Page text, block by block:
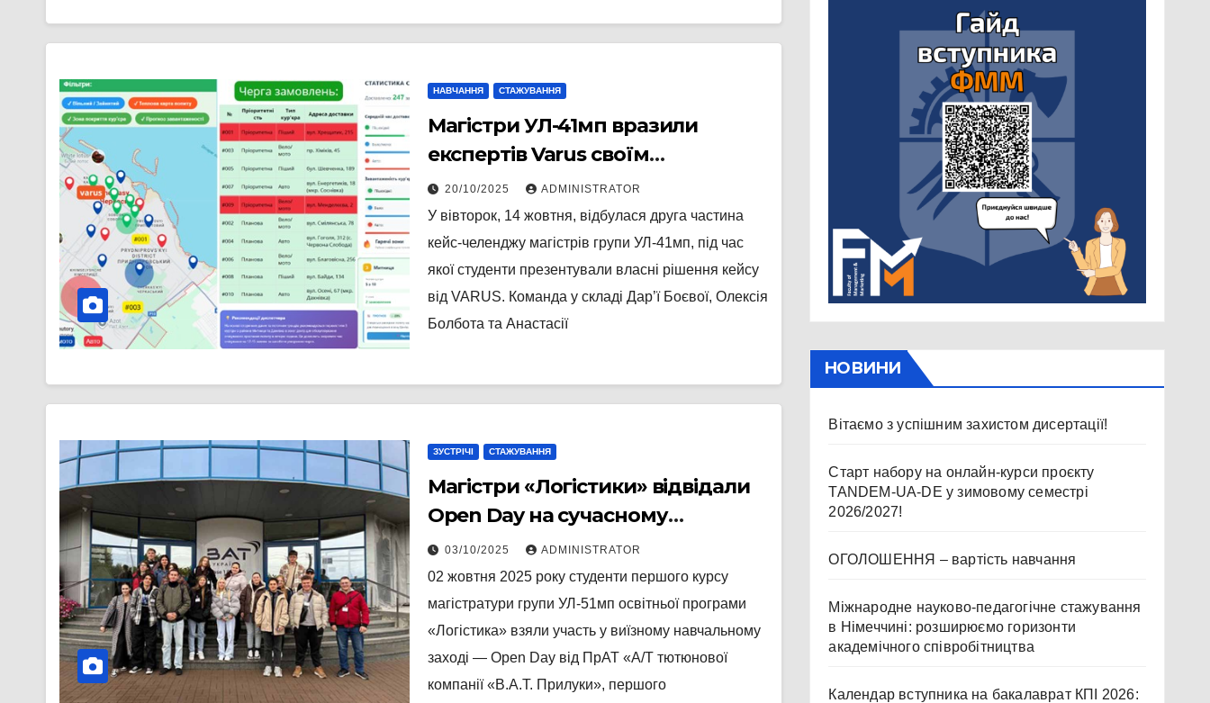
НАВЧАННЯ СТАЖУВАННЯ
Магістри УЛ-41мп вразили
експертів Varus своїм
логістичним рішенням!
20/10/2025 ADMINISTRATOR
У вівторок, 14 жовтня, відбулася друга частина
кейс-челенджу магістрів групи УЛ-41мп, під час
якої студенти презентували власні рішення кейсу
від VARUS. Команда у складі Дар’ї Боєвої, Олексія
Болбота та Анастасії
ЗУСТРІЧІ СТАЖУВАННЯ
Магістри «Логістики» відвідали
Open Day на сучасному
виробництві В.А.Т. Прилуки
03/10/2025 ADMINISTRATOR
02 жовтня 2025 року студенти першого курсу
магістратури групи УЛ-51мп освітньої програми
«Логістика» взяли участь у виїзному навчальному
заході — Open Day від ПрАТ «А/Т тютюнової
компанії «В.А.Т. Прилуки», першого
НОВИНИ
Вітаємо з успішним захистом дисертації!
Старт набору на онлайн-курси проєкту
TANDEM-UA-DE у зимовому семестрі
2026/2027!
ОГОЛОШЕННЯ – вартість навчання
Міжнародне науково-педагогічне стажування
в Німеччині: розширюємо горизонти
академічного співробітництва
Календар вступника на бакалаврат КПІ 2026: